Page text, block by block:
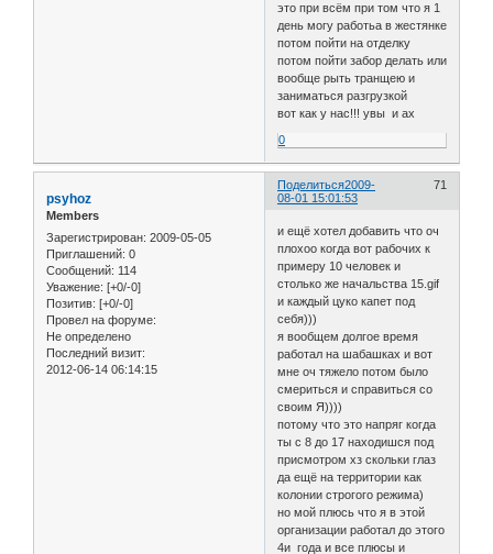
это при всём при том что я 1
день могу работьа в жестянке
потом пойти на отделку
потом пойти забор делать или
вообще рыть транщею и
заниматься разгрузкой
вот как у нас!!! увы и ах
0
Поделиться 71
2009-
08-01 15:01:53
psyhoz
Members
Зарегистрирован: 2009-05-05
Приглашений: 0
Сообщений: 114
Уважение: [+0/-0]
Позитив: [+0/-0]
Провел на форуме:
Не определено
Последний визит:
2012-06-14 06:14:15
и ещё хотел добавить что оч
плохоо когда вот рабочих к
примеру 10 человек и
столько же начальства 15.gif
и каждый цуко капет под
себя)))
я вообщем долгое время
работал на шабашках и вот
мне оч тяжело потом было
смериться и справиться со
своим Я))))
потому что это напряг когда
ты с 8 до 17 находишся под
присмотром хз скольки глаз
да ещё на территории как
колонии строгого режима)
но мой плюсь что я в этой
организации работал до этого
4и года и все плюсы и